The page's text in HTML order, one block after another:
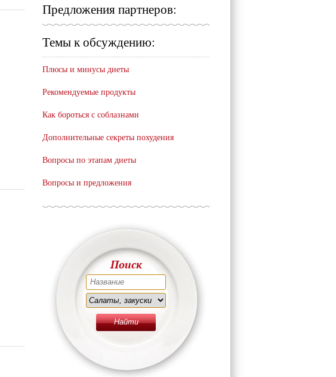
Предложения партнеров:
Темы к обсуждению:
Плюсы и минусы диеты
Рекомендуемые продукты
Как бороться с соблазнами
Дополнительные секреты похудения
Вопросы по этапам диеты
Вопросы и предложения
Поиск